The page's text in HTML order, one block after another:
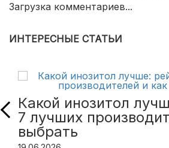
Загрузка комментариев...
ИНТЕРЕСНЫЕ СТАТЬИ
Какой инозитол
7 лучших
выбрать